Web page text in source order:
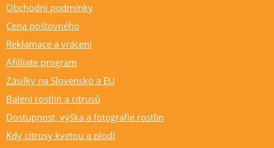
Obchodní podmínky
Cena poštovného
Reklamace a vrácení
Afilliate program
Zásilky na Slovensko a EU
Balení rostlin a citrusů
Dostupnost, výška a fotografie rostlin
Kdy citrusy kvetou a plodí